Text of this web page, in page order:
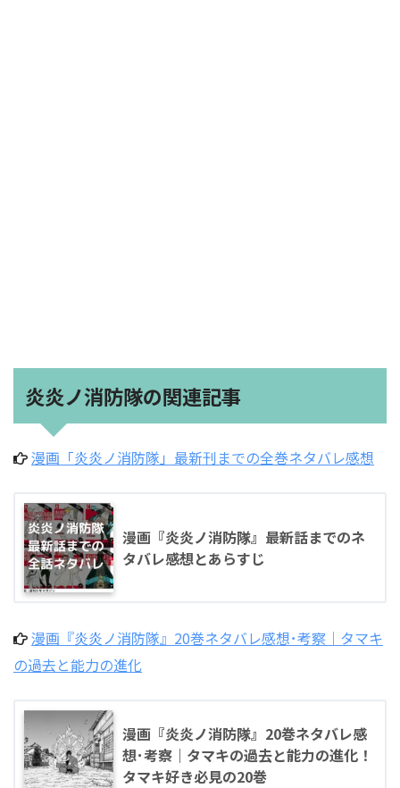
炎炎ノ消防隊の関連記事
漫画「炎炎ノ消防隊」最新刊までの全巻ネタバレ感想
漫画『炎炎ノ消防隊』最新話までのネ
タバレ感想とあらすじ
漫画『炎炎ノ消防隊』20巻ネタバレ感想･考察｜タマキ
の過去と能力の進化
漫画『炎炎ノ消防隊』20巻ネタバレ感
想･考察｜タマキの過去と能力の進化！
タマキ好き必見の20巻